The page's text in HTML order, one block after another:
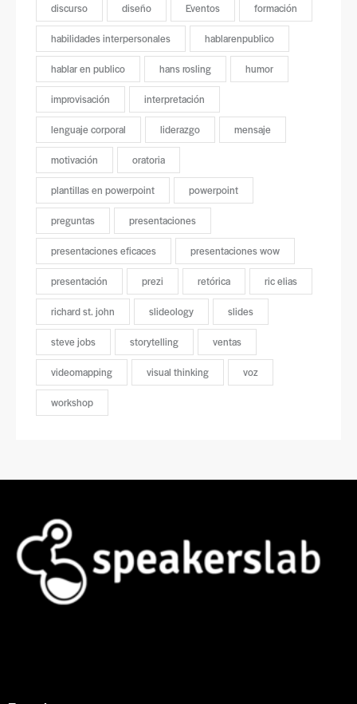
discurso diseño Eventos formación
habilidades interpersonales hablarenpublico
hablar en publico hans rosling humor
improvisación interpretación
lenguaje corporal liderazgo mensaje
motivación oratoria
plantillas en powerpoint powerpoint
preguntas presentaciones
presentaciones eficaces presentaciones wow
presentación prezi retórica ric elias
richard st. john slideology slides
steve jobs storytelling ventas
videomapping visual thinking voz
workshop